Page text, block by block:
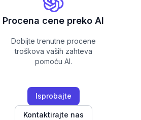
Procena cene preko AI
Dobijte trenutne procene
troškova vaših zahteva
pomoću AI.
Isprobajte
Kontaktirajte nas